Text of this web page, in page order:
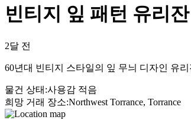
빈티지 잎 패턴 유리
2달 전
60년대 빈티지 스타일의 잎 무늬 디자인 유
물건 상태 :사용감 적음
희망 거래 장소:Northwest Torrance, Torrance